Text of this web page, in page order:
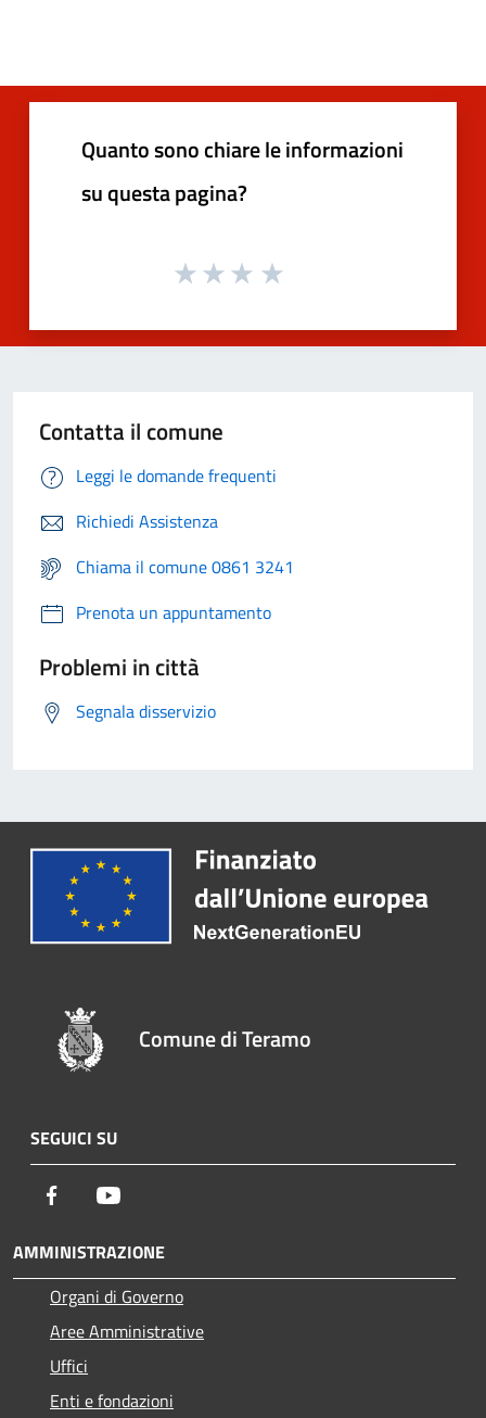
Quanto sono chiare le informazioni
su questa pagina?
Contatta il comune
Leggi le domande frequenti
Richiedi Assistenza
Chiama il comune 0861 3241
Prenota un appuntamento
Problemi in città
Segnala disservizio
Comune di Teramo
SEGUICI SU
Facebook
AMMINISTRAZIONE
Organi di Governo
Aree Amministrative
Uffici
Enti e fondazioni